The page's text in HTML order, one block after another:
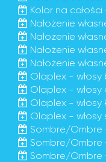
Kolor na
Nałożenie
Nałożenie
Nałożenie
Nałożenie
Olaplex - włosy
Olaplex - włosy
Olaplex -
Olaplex -
Sombre/Ombre
Sombre/Ombre
Sombre/Ombre